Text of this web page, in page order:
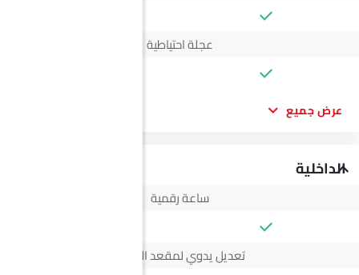
عجلة احتياطية
عرض جميع
الداخلية
ساعة رقمية
تعديل يدوي لمقعد السائق